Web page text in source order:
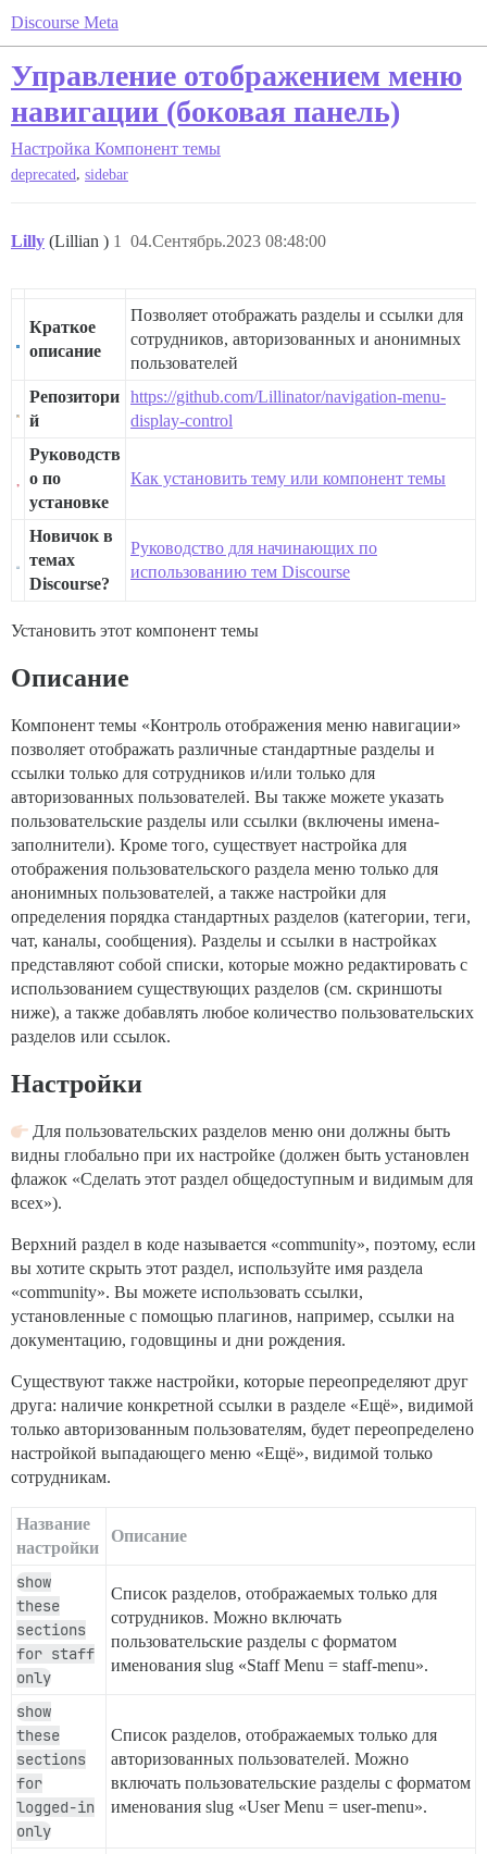
Discourse Meta
Управление отображением меню
навигации (боковая панель)
Настройка Компонент темы
deprecated, sidebar
Lilly (Lillian ) 04.Сентябрь.2023 08:48:00
1
Краткое
описание
Позволяет отображать разделы и ссылки для
сотрудников, авторизованных и анонимных
пользователей
Репозитори
й
https://github.com/Lillinator/navigation-menu-
display-control
Руководств
о по
установке
Как установить тему или компонент темы
Новичок в
темах
Discourse?
Руководство для начинающих по
использованию тем Discourse
Установить этот компонент темы
Описание
Компонент темы «Контроль отображения меню навигации»
позволяет отображать различные стандартные разделы и
ссылки только для сотрудников и/или только для
авторизованных пользователей. Вы также можете указать
пользовательские разделы или ссылки (включены имена-
заполнители). Кроме того, существует настройка для
отображения пользовательского раздела меню только для
анонимных пользователей, а также настройки для
определения порядка стандартных разделов (категории, теги,
чат, каналы, сообщения). Разделы и ссылки в настройках
представляют собой списки, которые можно редактировать с
использованием существующих разделов (см. скриншоты
ниже), а также добавлять любое количество пользовательских
разделов или ссылок.
Настройки
Для пользовательских разделов меню они должны быть
видны глобально при их настройке (должен быть установлен
флажок «Сделать этот раздел общедоступным и видимым для
всех»).
Верхний раздел в коде называется «community», поэтому, если
вы хотите скрыть этот раздел, используйте имя раздела
«community». Вы можете использовать ссылки,
установленные с помощью плагинов, например, ссылки на
документацию, годовщины и дни рождения.
Существуют также настройки, которые переопределяют друг
друга: наличие конкретной ссылки в разделе «Ещё», видимой
только авторизованным пользователям, будет переопределено
настройкой выпадающего меню «Ещё», видимой только
сотрудникам.
Название
настройки
Описание
show
these
sections
for staff
only
Список разделов, отображаемых только для
сотрудников. Можно включать
пользовательские разделы с форматом
именования slug «Staff Menu = staff-menu».
show
these
sections
for
logged-in
only
Список разделов, отображаемых только для
авторизованных пользователей. Можно
включать пользовательские разделы с форматом
именования slug «User Menu = user-menu».